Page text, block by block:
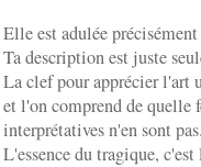
Elle est adulée
Ta description est juste
La clef pour apprécier l'art
et l'on comprend de quelle
interprétatives n'en sont
L'essence du tragique,